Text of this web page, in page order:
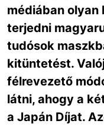
médiában
terjedni
tudósok
kitüntetést.
félrevezető
látni, ahogy a
a Japán Díjat.